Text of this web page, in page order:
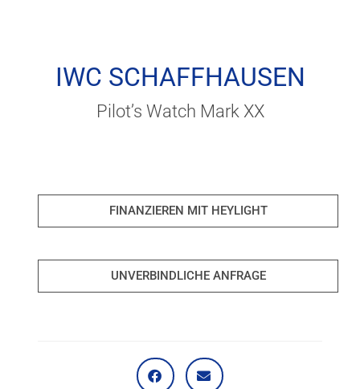
IWC SCHAFFHAUSEN
Pilot’s Watch Mark XX
FINANZIEREN MIT HEYLIGHT
UNVERBINDLICHE ANFRAGE